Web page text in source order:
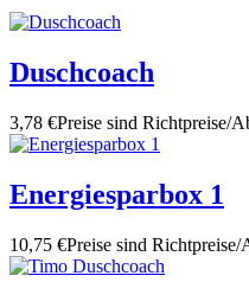
Duschcoach
3,78 €Preise sind Richtpreise/
Energiesparbox 1
10,75 €Preise sind Richtpreise/